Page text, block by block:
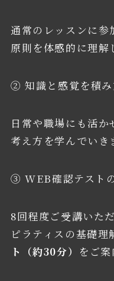
通常のレッスンに参
原則を体感的に理解
② 知識と感覚を積み
日常や職場にも活か
考え方を学んでいき
③ WEB確認テスト
8回程度ご受講いた
ピラティスの基礎理
ト（約30分） をご案